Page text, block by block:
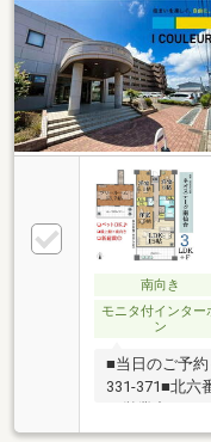
パーや学校も
す。室内は陽
時間がもっと
囲気や、周辺
い。
南向き
モニタ付インター
ン
■当日のご予
331-371■北六
♪＼アピール